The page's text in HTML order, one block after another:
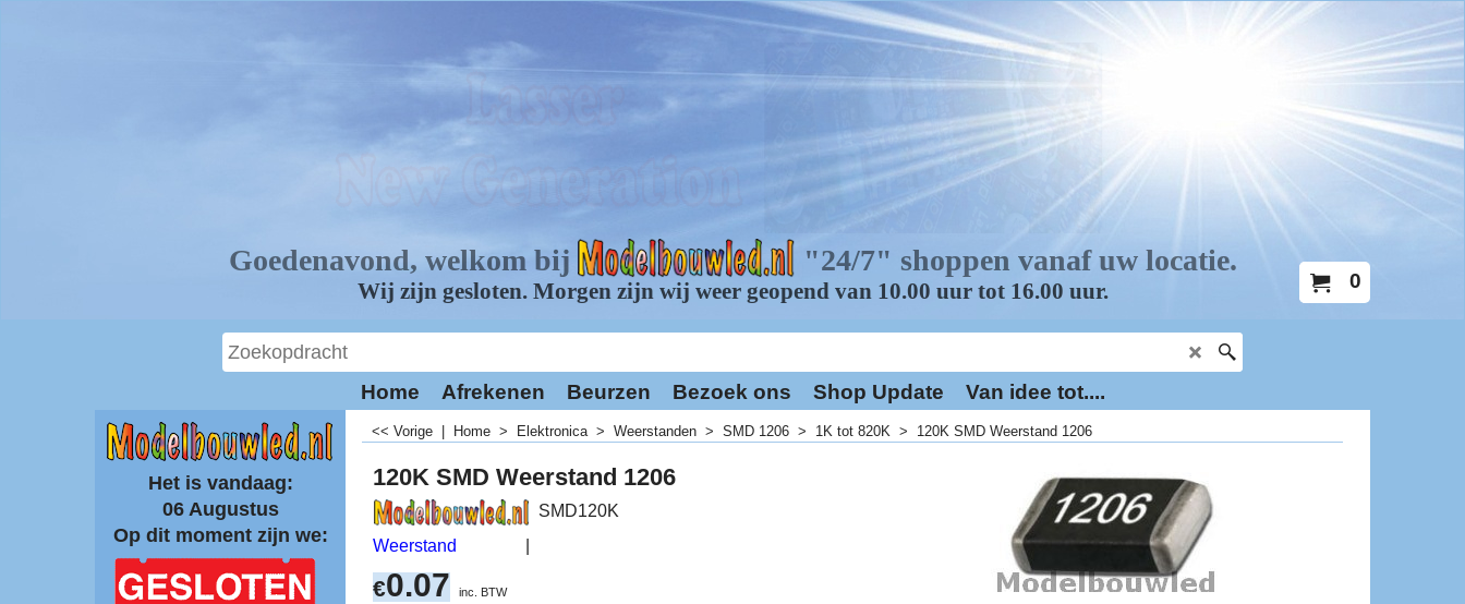
0
Home Afrekenen Beurzen Bezoek ons Shop Update Van idee tot....
Het is vandaag:
06 Augustus
Op dit moment zijn we:
<< Vorige Home > Elektronica> Weerstanden > SMD 1206 > 1K tot 820K > 120K SMD Weerstand 1206
120K SMD Weerstand 1206
Weerstand
SMD120K
€0.07 inc. BTW